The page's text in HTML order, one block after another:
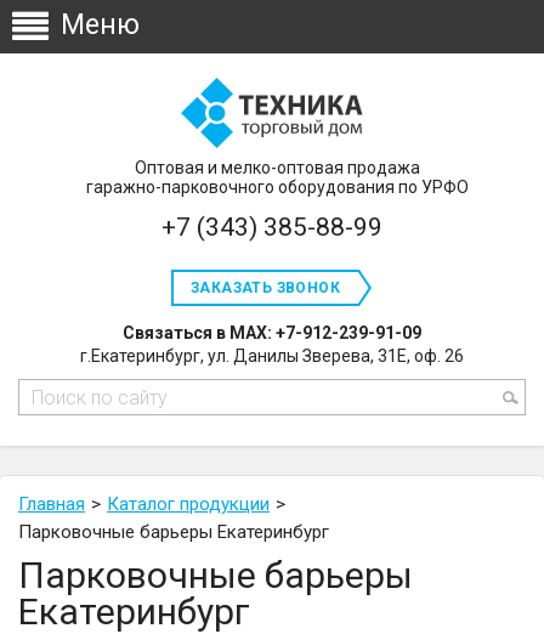
Оптовая и мелко-оптовая продажа
гаражно-парковочного оборудования по УРФО
+7 (343) 385-88-99
ЗАКАЗАТЬ ЗВОНОК
Связаться в MAX: +7-912-239-91-09
г.Екатеринбург, ул. Данилы Зверева, 31Е, оф. 26
Главная
Каталог продукции
Парковочные барьеры Екатеринбург
Парковочные барьеры
Екатеринбург